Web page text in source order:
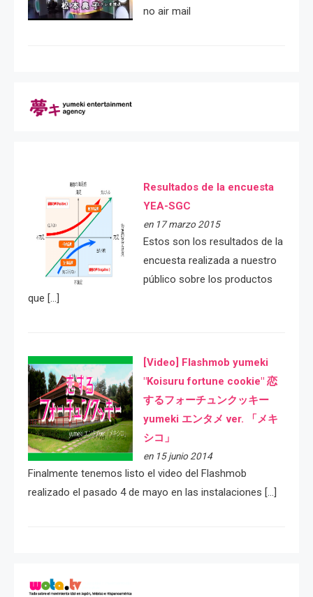
no air mail
Resultados de la encuesta
YEA-SGC
en 17 marzo 2015
Estos son los resultados de la
encuesta realizada a nuestro
público sobre los productos
que […]
[Video] Flashmob yumeki
"Koisuru fortune cookie" 恋
するフォーチュンクッキー
yumeki エンタメ ver. 「メキ
シコ」
en 15 junio 2014
Finalmente tenemos listo el video del Flashmob
realizado el pasado 4 de mayo en las instalaciones […]